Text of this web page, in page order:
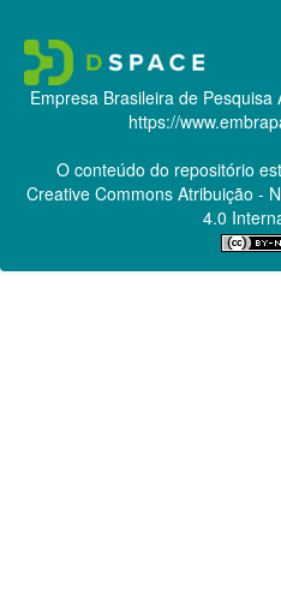
Empresa Brasileira de
https://
O conteúdo do repositório
Creative CommonsAtribuição -
4.0